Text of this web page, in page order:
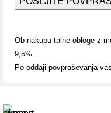
Ob nakupu talne obloge z
9,5%.
Po oddaji povpraševanja